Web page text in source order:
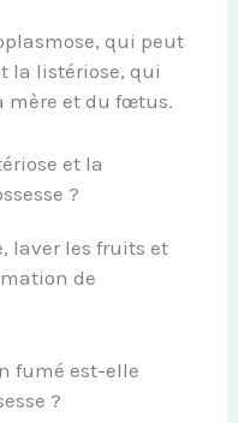
qui peut
la listériose, qui
mère et du fœtus.
et la
?
laver les fruits et
de
fumé est-elle
?